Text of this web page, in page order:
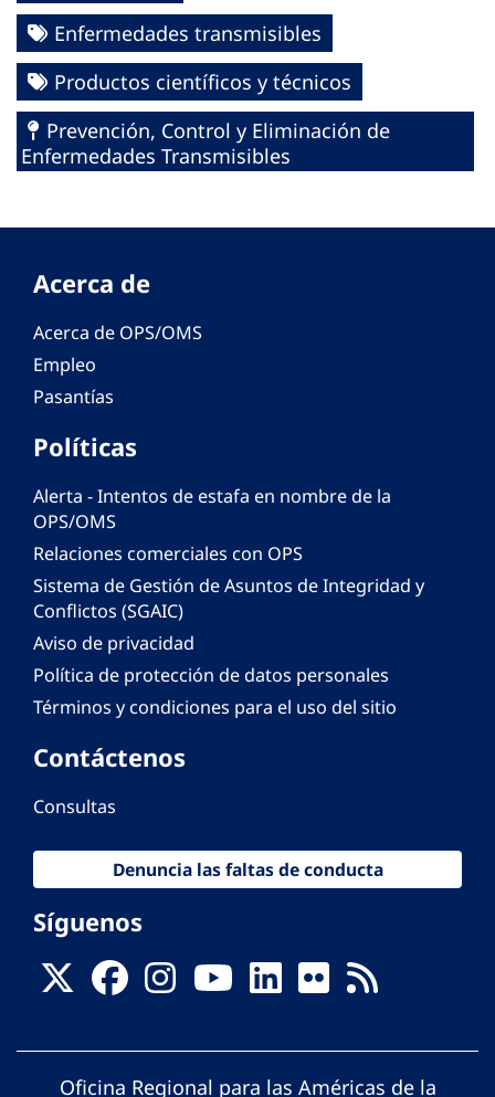
Enfermedades transmisibles
Productos científicos y técnicos
Prevención, Control y Eliminación de
Enfermedades Transmisibles
Acerca de
Acerca de OPS/OMS
Empleo
Pasantías
Políticas
Alerta - Intentos de estafa en nombre de la
OPS/OMS
Relaciones comerciales con OPS
Sistema de Gestión de Asuntos de Integridad y
Conflictos (SGAIC)
Aviso de privacidad
Política de protección de datos personales
Términos y condiciones para el uso del sitio
Contáctenos
Consultas
Denuncia las faltas de conducta
Síguenos
Oficina Regional para las Américas de la